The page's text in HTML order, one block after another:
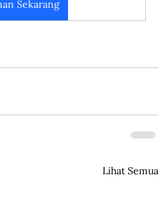
Sekarang
Lihat Semua